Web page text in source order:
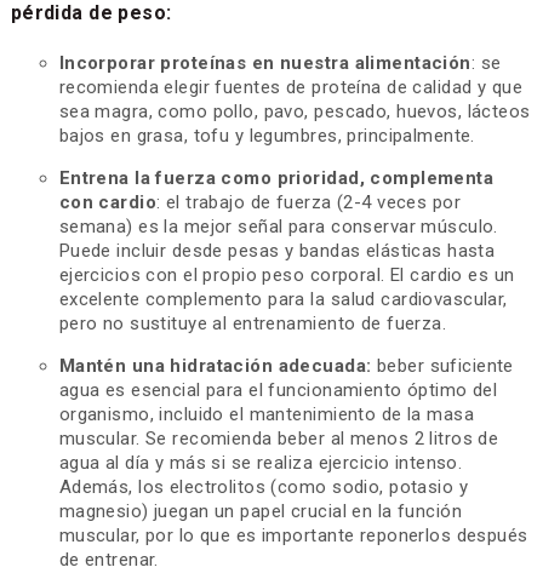
pérdida de peso:
Incorporar proteínas en nuestra alimentación: se
recomienda elegir fuentes de proteína de calidad y que
sea magra, como pollo, pavo, pescado, huevos, lácteos
bajos en grasa, tofu y legumbres, principalmente.
Entrena la fuerza como prioridad, complementa
con cardio: el trabajo de fuerza (2-4 veces por
semana) es la mejor señal para conservar músculo.
Puede incluir desde pesas y bandas elásticas hasta
ejercicios con el propio peso corporal. El cardio es un
excelente complemento para la salud cardiovascular,
pero no sustituye al entrenamiento de fuerza.
Mantén una hidratación adecuada: beber suficiente
agua es esencial para el funcionamiento óptimo del
organismo, incluido el mantenimiento de la masa
muscular. Se recomienda beber al menos 2 litros de
agua al día y más si se realiza ejercicio intenso.
Además, los electrolitos (como sodio, potasio y
magnesio) juegan un papel crucial en la función
muscular, por lo que es importante reponerlos después
de entrenar.